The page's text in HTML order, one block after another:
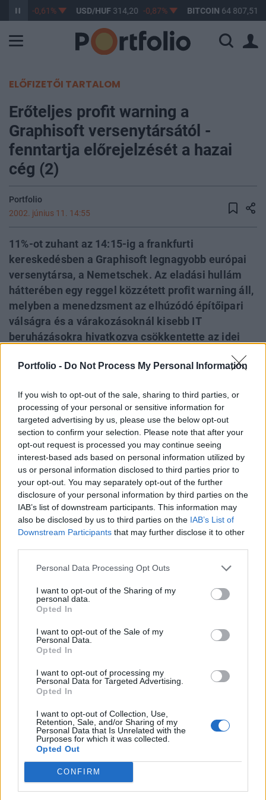
Portfolio - Do Not Process My Personal Information
If you wish to opt-out of the sale, sharing to third parties, or
processing of your personal or sensitive information for
targeted advertising by us, please use the below opt-out
section to confirm your selection. Please note that after your
opt-out request is processed you may continue seeing
interest-based ads based on personal information utilized by
us or personal information disclosed to third parties prior to
your opt-out. You may separately opt-out of the further
disclosure of your personal information by third parties on the
IAB’s list of downstream participants. This information may
also be disclosed by us to third parties on the IAB’s List of
Downstream Participants that may further disclose it to other
Personal Data Processing Opt Outs
I want to opt-out of the Sharing of my
personal data.
Opted In
I want to opt-out of the Sale of my
Personal Data.
Opted In
I want to opt-out of processing my
Personal Data for Targeted Advertising.
Opted In
I want to opt-out of Collection, Use,
Retention, Sale, and/or Sharing of my
Personal Data that Is Unrelated with the
Purposes for which it was collected.
Opted Out
CONFIRM
363,17 -0,61% USD/HUF314,20 -0,87% BITCOIN 64 807,51
ELŐFIZETŐI TARTALOM
Erőteljes profit warning a
Graphisoft versenytársától -
fenntartja előrejelzését a hazai
cég (2)
Portfolio
2002. június 11. 14:55
11%-ot zuhant az 14:15-ig a frankfurti
kereskedésben a Graphisoft legnagyobb európai
versenytársa, a Nemetschek. Az eladási hullám
hátterében egy reggel közzétett profit warning áll,
melyben a menedzsment az elhúzódó építőipari
válságra és a várakozásoknál kisebb IT
beruházásokra hivatkozva csökkentette az idei
jelentette be. A Graphisoft a Portfolio.hu-nak
a gyenge német piac hatását, mindazonáltal egyéb
piacokon kompenzálni tud, s így egy relatív
gyengébb második negyedév (ArchiCAD 7
bevezetése lökte meg a tavalyi második
negyedévet) ellenére sincs ok az éves előrejelzés
megváltoztatására.
Ma reggel kiadott közleményében 105-110 m EUR közé
csökkentette az árbevételi előrejelzését a német építőipari
szoftver fejlesztő a Nemetschek. Míg az év elején még
bevételeket prognosztizált. Tavaly 124 m EUR árbevételt
realizált a társaság és az idei...
KEDVES OLVASÓNK!
A keresett cikk a portfolio.hu hírarchívumához
regisztrációhoz kötött.
Az előfizetés a következőket tartalmazza:
Portfolio.hu teljes cikkarchívum
Kötéslisták: BÉT elmúlt 2 év napon belüli
kötéslistái